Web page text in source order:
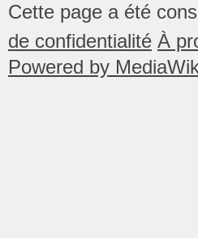
Cette page a été
de confidentialité À
Powered by